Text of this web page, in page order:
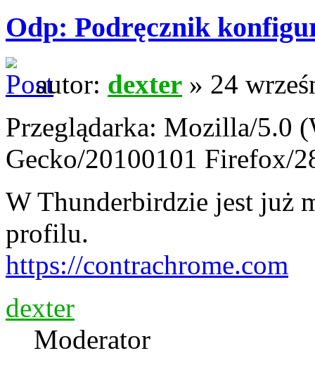
Odp: Podręcznik
autor: dexter » 24
Przeglądarka: Mozilla/5.0
Gecko/20100101 Firefox/
W Thunderbirdzie jest już
profilu.
https://contrachrome.com
dexter
Moderator